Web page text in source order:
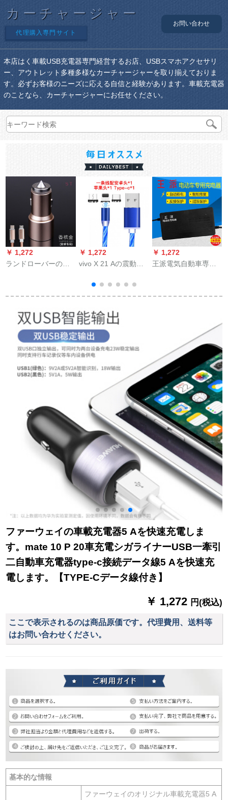
カーチャージャー
代理購入専門サイト
お問い合わせ
本店はく車載USB充電器専門経営するお店、USBスマホアクセサリ
ー、アウトレット多種多様なカーチャージャーを取り揃えておりま
す。必ずお客様のニーズに応える自信と経験があります。車載充電器
のことなら、カーチャージャーにお任せください。
￥ 1,272
ランドローバーの専
神行者2車の携帯電話
ドローバー専用（シ
ャンパンの金）を担
当してAndroidのデー
タ線を持つことを発
見しました。
￥ 1,272
vivo X 21 Aの震動に
タイプの磁気吸収デ
ータ線網の赤い磁石
発光夜間光車載用青
色線+三合一
￥ 1,272
王派電気自動車専用
80 V 84 V 96 V 20
ファーウェイの車載充電器5 Aを快速充電しま
す。mate 10 P 20車充電シガライナーUSB一牽引
二自動車充電器type-c接続データ線5 Aを快速充
電します。【TYPE-Cデータ線付き】
￥ 1,272 円(税込)
ここで表示されるのは商品原価です。代理費用、送料等
はお問い合わせください。
基本的な情報
ファーウェイのオリジナル車載充電器5 A